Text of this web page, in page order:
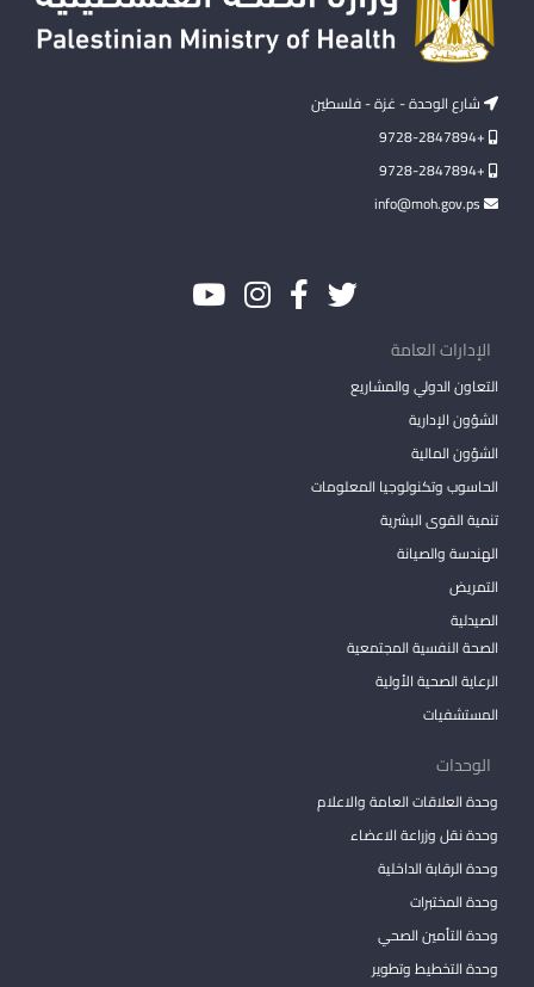
شارع الوحدة - غزة - فلسطين
+9728-2847894
+9728-2847894
الإدارات العامة
التعاون الدولي والمشاريع
الشؤون الإدارية
الشؤون المالية
الحاسوب وتكنولوجيا المعلومات
تنمية القوى البشرية
الهندسة والصيانة
التمريض
الصيدلية
الصحة النفسية المجتمعية
الرعاية الصحية الأولية
المستشفيات
الوحدات
وحدة العلاقات العامة والاعلام
وحدة نقل وزراعة الاعضاء
وحدة الرقابة الداخلية
وحدة المختبرات
وحدة التأمين الصحي
وحدة التخطيط وتطوير